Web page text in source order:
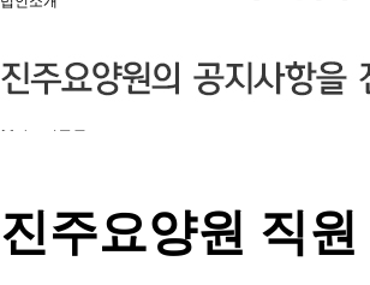
조직도
진주요양원의 특징
진주요양원 직